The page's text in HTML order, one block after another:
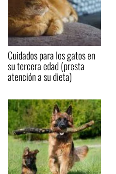
Cuidados para los gatos en
su tercera edad (presta
atención a su dieta)